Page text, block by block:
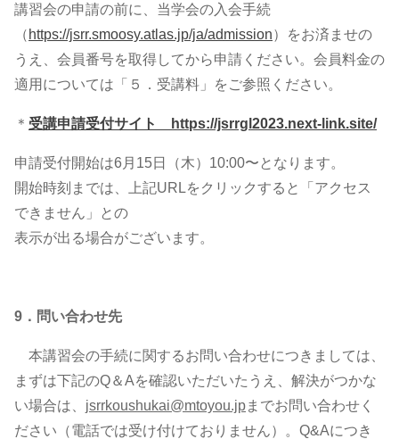
講習会の申請の前に、当学会の入会手続
（ https://jsrr.smoosy.atlas.jp/ja/admission）をお済ませの
うえ、会員番号を取得してから申請ください。会員料金の
適用については「５．受講料」をご参照ください。
＊ 受講申請受付サイト https://jsrrgl2023.next-link.site/
申請受付開始は6⽉15⽇（⽊）10:00〜となります。
開始時刻までは、上記URLをクリックすると「アクセス
できません」との
表⽰が出る場合がございます。
9．問い合わせ先
本講習会の手続に関するお問い合わせにつきましては、
まずは下記のQ＆Aを確認いただいたうえ、解決がつかな
い場合は、 jsrrkoushukai@mtoyou.jpまでお問い合わせく
ださい（電話では受け付けておりません）。Q&Aにつき